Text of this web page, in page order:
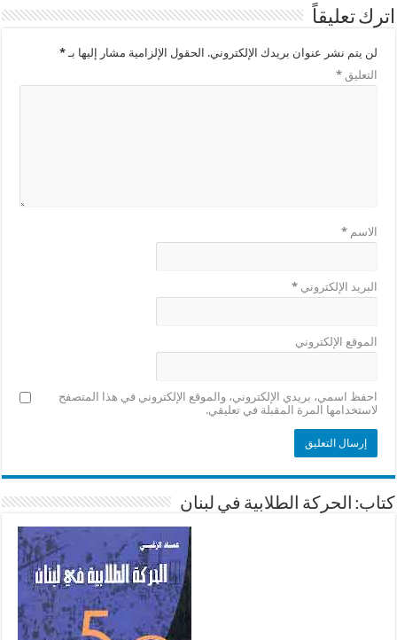
اترك تعليقاً
لن يتم نشر عنوان بريدك الإلكتروني. الحقول الإلزامية مشار إليها بـ*
التعليق*
الاسم*
البريد الإلكتروني*
الموقع الإلكتروني
احفظ اسمي، بريدي الإلكتروني، والموقع الإلكتروني في هذا المتصفح
لاستخدامها المرة المقبلة في تعليقي.
كتاب: الحركة الطلابية في لبنان